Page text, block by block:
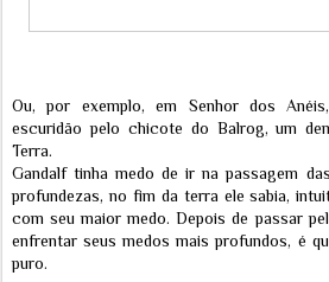
Ou, por exemplo, em Senhor dos
escuridão pelo chicote do Balrog, um
Terra.
Gandalf tinha medo de ir na passagem
profundezas, no fim da terra ele sabia,
com seu maior medo. Depois de passar
enfrentar seus medos mais profundos, é
puro.